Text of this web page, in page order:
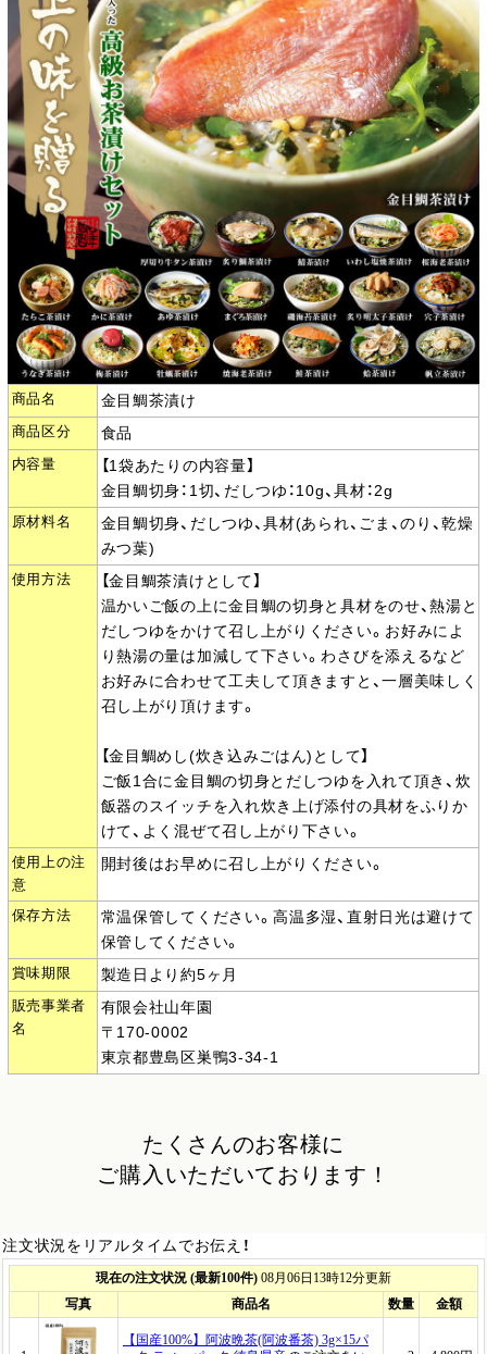
商品名 金目鯛茶漬け
商品区分 食品
内容量
【1袋あたりの内容量】
金目鯛切身：1切、だしつゆ：10g、具材：2g
原材料名
金目鯛切身、だしつゆ、具材(あられ、ごま、のり、乾燥
みつ葉)
使用方法
【金目鯛茶漬けとして】
温かいご飯の上に金目鯛の切身と具材をのせ、熱湯と
だしつゆをかけて召し上がりください。お好みによ
り熱湯の量は加減して下さい。わさびを添えるなど
お好みに合わせて工夫して頂きますと、一層美味しく
召し上がり頂けます。
【金目鯛めし(炊き込みごはん)として】
ご飯1合に金目鯛の切身とだしつゆを入れて頂き、炊
飯器のスイッチを入れ炊き上げ添付の具材をふりか
けて、よく混ぜて召し上がり下さい。
使用上の注
意
開封後はお早めに召し上がりください。
保存方法
常温保管してください。高温多湿、直射日光は避けて
保管してください。
賞味期限 製造日より約5ヶ月
販売事業者
名
有限会社山年園
〒170-0002
東京都豊島区巣鴨3-34-1
たくさんのお客様に
ご購入いただいております！
注文状況をリアルタイムでお伝え！